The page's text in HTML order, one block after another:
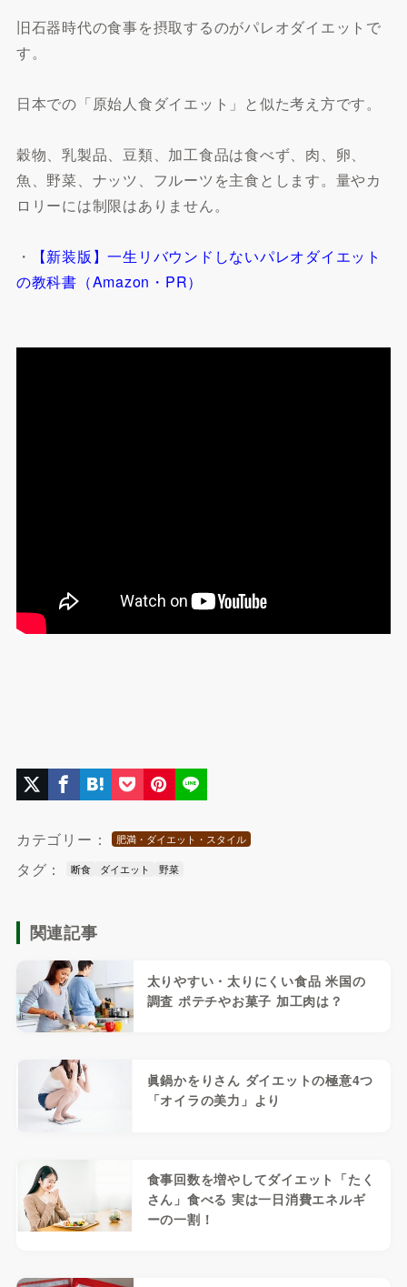
旧石器時代の食事を摂取するのがパレオダイエットで
す。
日本での「原始人食ダイエット」と似た考え方です。
穀物、乳製品、豆類、加工食品は食べず、肉、卵、
魚、野菜、ナッツ、フルーツを主食とします。量やカ
ロリーには制限はありません。
・
【新装版】一生リバウンドしないパレオダイエット
の教科書（Amazon・PR）
カテゴリー： 肥満・ダイエット・スタイル
タグ： 断食 ダイエット 野菜
関連記事
太りやすい・太りにくい食品 米国の
調査 ポテチやお菓子 加工肉は？
眞鍋かをりさん ダイエットの極意4つ
「オイラの美力」より
食事回数を増やしてダイエット「たく
さん」食べる 実は一日消費エネルギ
ーの一割！